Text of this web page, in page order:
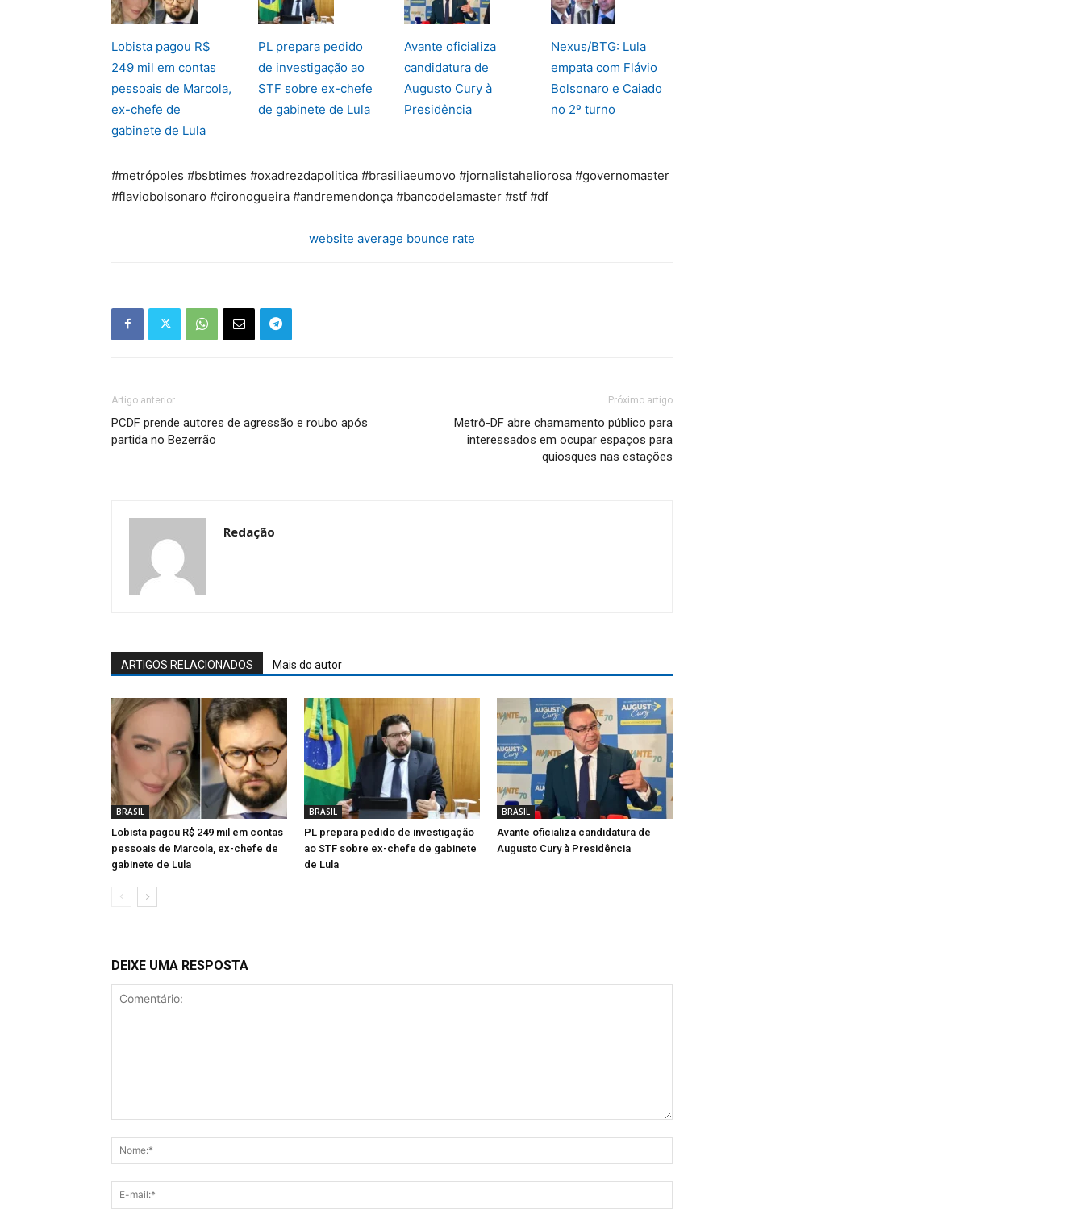
Lobista pagou R$
249 mil em contas
pessoais de Marcola,
ex-chefe de
gabinete de Lula
PL prepara pedido
de investigação ao
STF sobre ex-chefe
de gabinete de Lula
Avante oficializa
candidatura de
Augusto Cury à
Presidência
Nexus/BTG: Lula
empata com Flávio
Bolsonaro e Caiado
no 2º turno
#metrópoles #bsbtimes #oxadrezdapolitica #brasiliaeumovo #jornalistaheliorosa #governomaster
#flaviobolsonaro #cironogueira #andremendonça #bancodelamaster #stf #df
website average bounce rate
Artigo anterior
PCDF prende autores de agressão e roubo após
partida no Bezerrão
Próximo artigo
Metrô-DF abre chamamento público para
interessados em ocupar espaços para
quiosques nas estações
Redação
ARTIGOS RELACIONADOS Mais do autor
BRASIL
Lobista pagou R$ 249 mil em contas
pessoais de Marcola, ex-chefe de
gabinete de Lula
BRASIL
PL prepara pedido de investigação
ao STF sobre ex-chefe de gabinete
de Lula
BRASIL
Avante oficializa candidatura de
Augusto Cury à Presidência
DEIXE UMA RESPOSTA